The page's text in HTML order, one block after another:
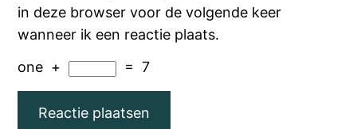
in deze browser voor de volgende keer
wanneer ik een reactie plaats.
one + = 7